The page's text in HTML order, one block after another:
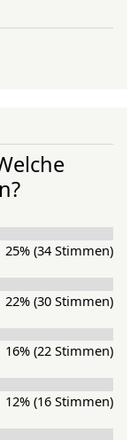
25% (34 Stimmen)
22% (30 Stimmen)
16% (22 Stimmen)
12% (16 Stimmen)